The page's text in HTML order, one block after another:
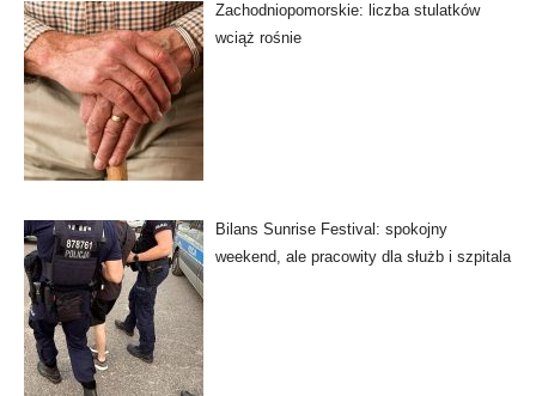
Zachodniopomorskie: liczba stulatków
wciąż rośnie
Bilans Sunrise Festival: spokojny
weekend, ale pracowity dla służb i szpitala